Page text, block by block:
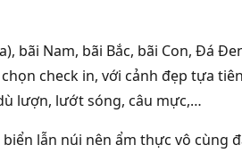
bãi Nam, bãi Bắc, bãi Con, Đá
check in, với cảnh đẹp tựa
lượn, lướt sóng, câu mực,…
lẫn núi nên ẩm thực vô cùng